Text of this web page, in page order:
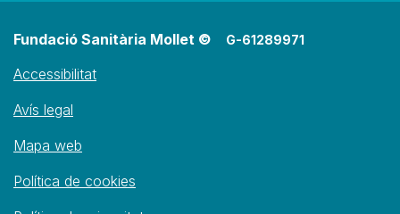
Fundació Sanitària Mollet © G-61289971
Accessibilitat
Avís legal
Mapa web
Política de cookies